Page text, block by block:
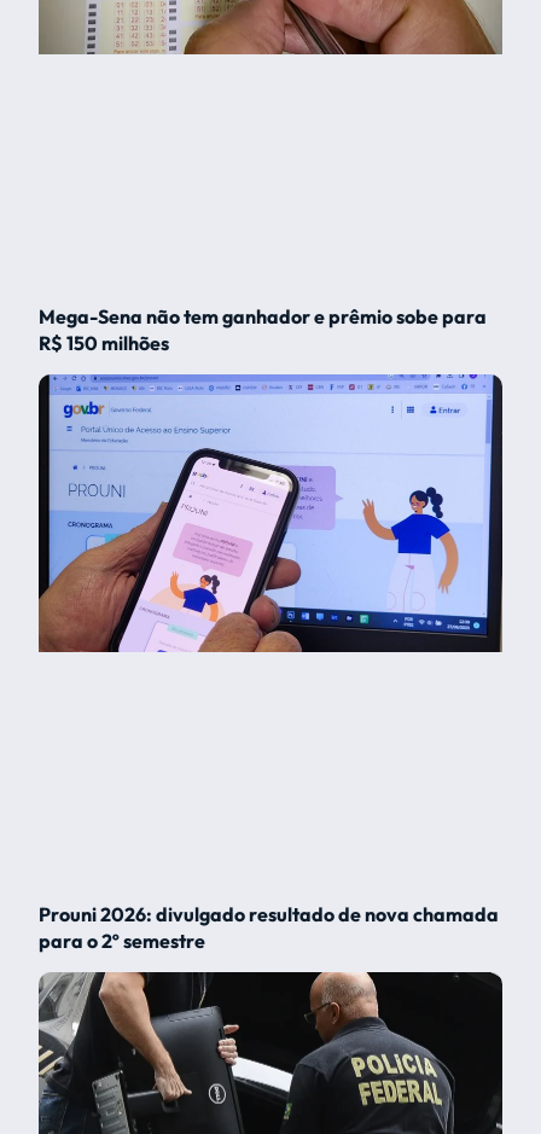
Mega-Sena não tem ganhador e prêmio sobe para
R$ 150 milhões
Prouni 2026: divulgado resultado de nova chamada
para o 2º semestre